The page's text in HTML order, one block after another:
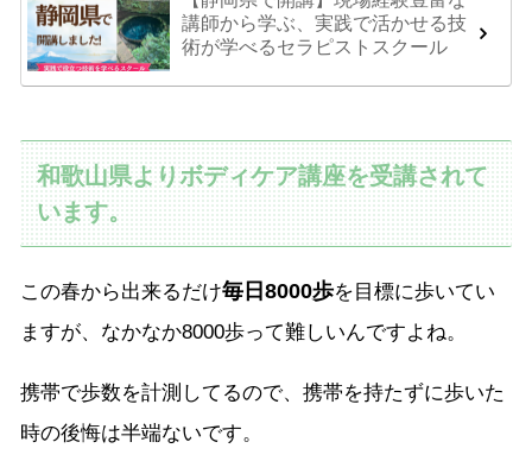
講師から学ぶ、実践で活かせる技
術が学べるセラピストスクール
和歌山県よりボディケア講座を受講されて
います。
この春から出来るだけ毎日8000歩を目標に歩いてい
ますが、なかなか8000歩って難しいんですよね。
携帯で歩数を計測してるので、携帯を持たずに歩いた
時の後悔は半端ないです。